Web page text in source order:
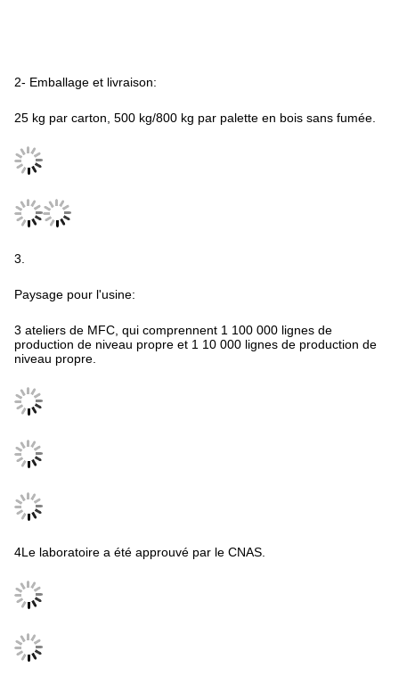
2- Emballage et livraison:
25 kg par carton, 500 kg/800 kg par palette en bois sans fumée.
3.
Paysage pour l'usine:
3 ateliers de MFC, qui comprennent 1 100 000 lignes de
production de niveau propre et 1 10 000 lignes de production de
niveau propre.
4Le laboratoire a été approuvé par le CNAS.